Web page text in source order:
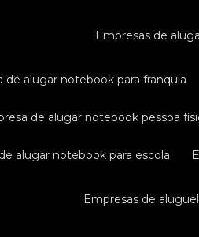
empresas de
de alugar notebook para franquia
de alugar notebook pessoa
de alugar notebook para escola
empresas de